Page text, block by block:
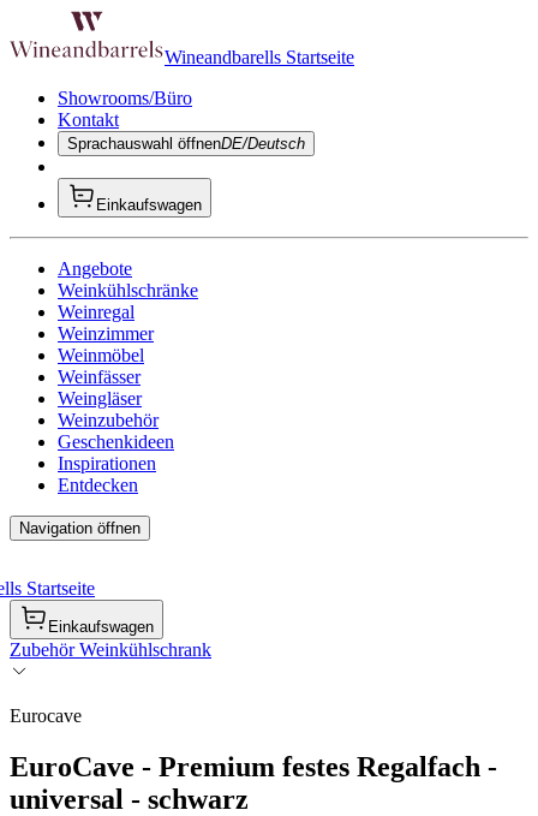
Wineandbarells Startseite
Showrooms/Büro
Kontakt
Sprachauswahl öffnenDE/Deutsch
Einkaufswagen
Angebote
Weinkühlschränke
Weinregal
Weinzimmer
Weinmöbel
Weinfässer
Weingläser
Weinzubehör
Geschenkideen
Inspirationen
Entdecken
Navigation öffnen
Startseite
Einkaufswagen
Zubehör Weinkühlschrank
Eurocave
EuroCave - Premium festes Regalfach -
universal - schwarz